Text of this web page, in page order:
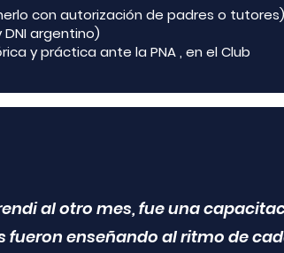
con autorización de padres o
argentino)
y práctica ante la PNA , en el Club
al otro mes, fue una
enseñando al ritmo de